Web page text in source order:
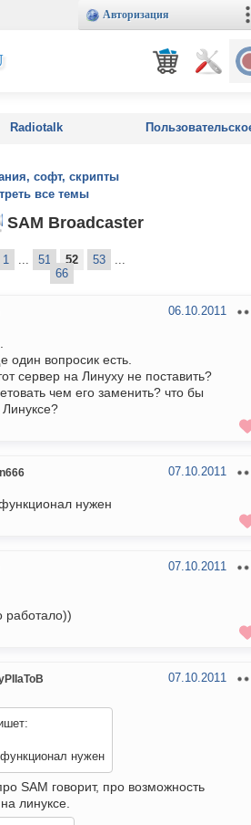
Авторизация
Radiotalk
софт, скрипты
все темы
SAM Broadcaster
1 ... 51 52 53
...
66
06.10.2011
один вопросик есть.
сервер на Линуху не поставить?
чем его заменить? что бы
Линуксе?
07.10.2011
нужен
07.10.2011
работало))
07.10.2011
нужен
SAM говорит, про возможность
линуксе.